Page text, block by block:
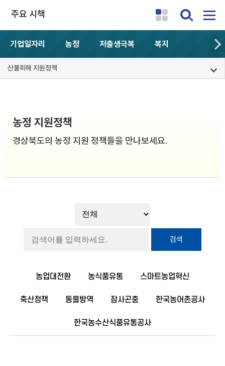
주요 시책
기업일자리 농정 저출생극복 복지
산불피해 지원정책
농정 지원정책
경상북도의 농정 지원 정책들을 만나보세요.
검색
농업대전환 농식품유통 스마트농업혁신
축산정책 동물방역 잠사곤충 한국농어촌공사
한국농수산식품유통공사